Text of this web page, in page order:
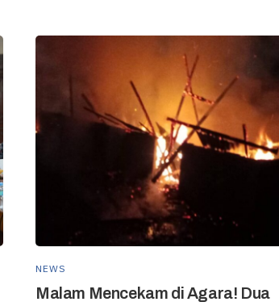
NEWS
Malam Mencekam di Agara! Dua